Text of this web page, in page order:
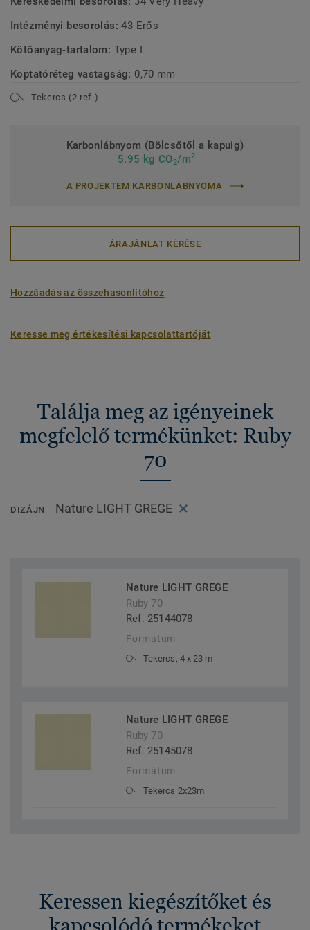
Intézményi besorolás:43 Erős
Kötőanyag-tartalom: Type I
Koptatóréteg vastagság: 0,70 mm
Tekercs (2 ref.)
Karbonlábnyom (Bölcsőtől a kapuig)
5.95 kg CO2/m2
A PROJEKTEM KARBONLÁBNYOMA
ÁRAJÁNLAT KÉRÉSE
Hozzáadás az összehasonlítóhoz
Keresse meg értékesítési kapcsolattartóját
Találja meg az igényeinek
megfelelő termékünket: Ruby
70
DIZÁJN Nature LIGHT GREGE
Nature LIGHT GREGE
Ruby 70
Ref. 25144078
Formátum
Tekercs, 4 x 23 m
Nature LIGHT GREGE
Ruby 70
Ref. 25145078
Formátum
Tekercs 2x23m
Keressen kiegészítőket és